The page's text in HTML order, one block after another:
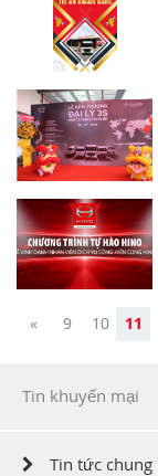
« Previous
9 10 11
Tin khuyến mại
Tin tức chung